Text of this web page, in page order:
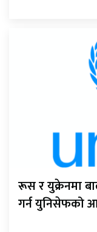
रूस र युक्रेनमा
गर्न युनिसेफको